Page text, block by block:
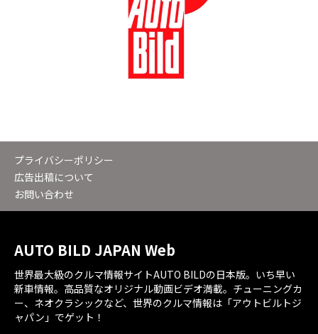
プライバシーポリシー
広告出稿について
お問い合わせ
AUTO BILD JAPAN Web
世界最大級のクルマ情報サイトAUTO BILDの日本版。いち早い
新車情報。高品質なオリジナル動画ビデオ満載。チューニングカ
ー、ネオクラシックなど、世界のクルマ情報は「アウトビルトジ
ャパン」でゲット！